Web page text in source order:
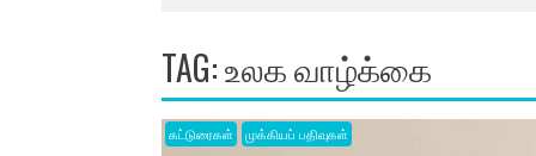
TAG:உலக வாழ்க்கை
கட்டுரைகள் முக்கியப் பதிவுகள்